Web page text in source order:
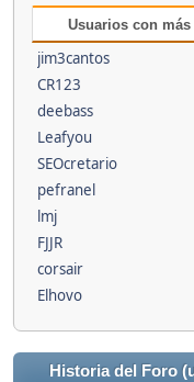
Usuarios con
jim3cantos
CR123
deebass
Leafyou
SEOcretario
pefranel
lmj
FJJR
corsair
Elhovo
Historia del Foro